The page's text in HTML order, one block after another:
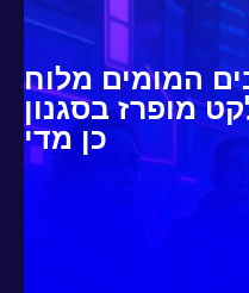
המומים מלוח
מופרז בסגנון
כן מדי